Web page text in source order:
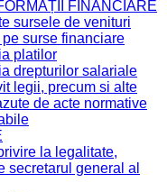
FINANCIARE
sursele de venituri
surse financiare
platilor
drepturilor salariale
legii, precum si alte
de acte normative
la legalitate,
secretarul general al